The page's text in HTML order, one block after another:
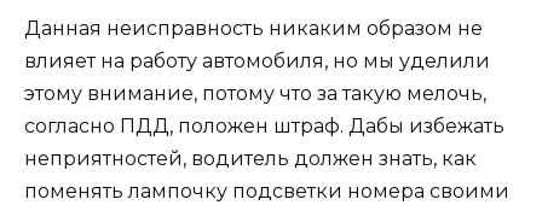
Данная неисправность никаким образом не
влияет на работу автомобиля, но мы уделили
этому внимание, потому что за такую мелочь,
согласно ПДД, положен штраф. Дабы избежать
неприятностей, водитель должен знать, как
поменять лампочку подсветки номера своими